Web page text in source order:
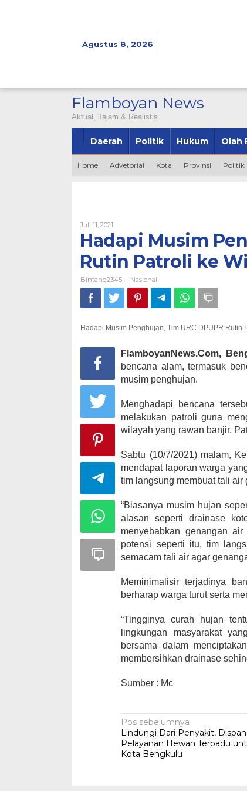
Agustus 8, 2026
Flamboyan News
Aktual, Tajam & Realistis
Daerah Politik Hukum Olah
Home Advetorial Kota Provinsi Politik
Juli 11, 2021
Bintang2345
Hadapi Musim
Rutin Patroli ke
Bintang2345 - Nasional
Hadapi Musim Penghujan, Tim URC DPUPR Rutin
FlamboyanNews.Com,
bencana alam, termasuk
musim penghujan.
Menghadapi bencana
melakukan patroli guna
wilayah yang rawan banjir.
Sabtu (10/7/2021) malam,
mendapat laporan warga
tim langsung membuat tali
“Biasanya musim hujan
alasan seperti drainase
menyebabkan genangan
potensi seperti itu, tim
semacam tali air agar
Meminimalisir terjadinya
berharap warga turut serta
“Tingginya curah hujan
lingkungan masyarakat
bersama dalam
membersihkan drainase
Sumber : Mc
Navigasi
pos
Pos sebelumnya
Lindungi Dari Penyakit,
Pelayanan Hewan Terpadu
Kota Bengkulu